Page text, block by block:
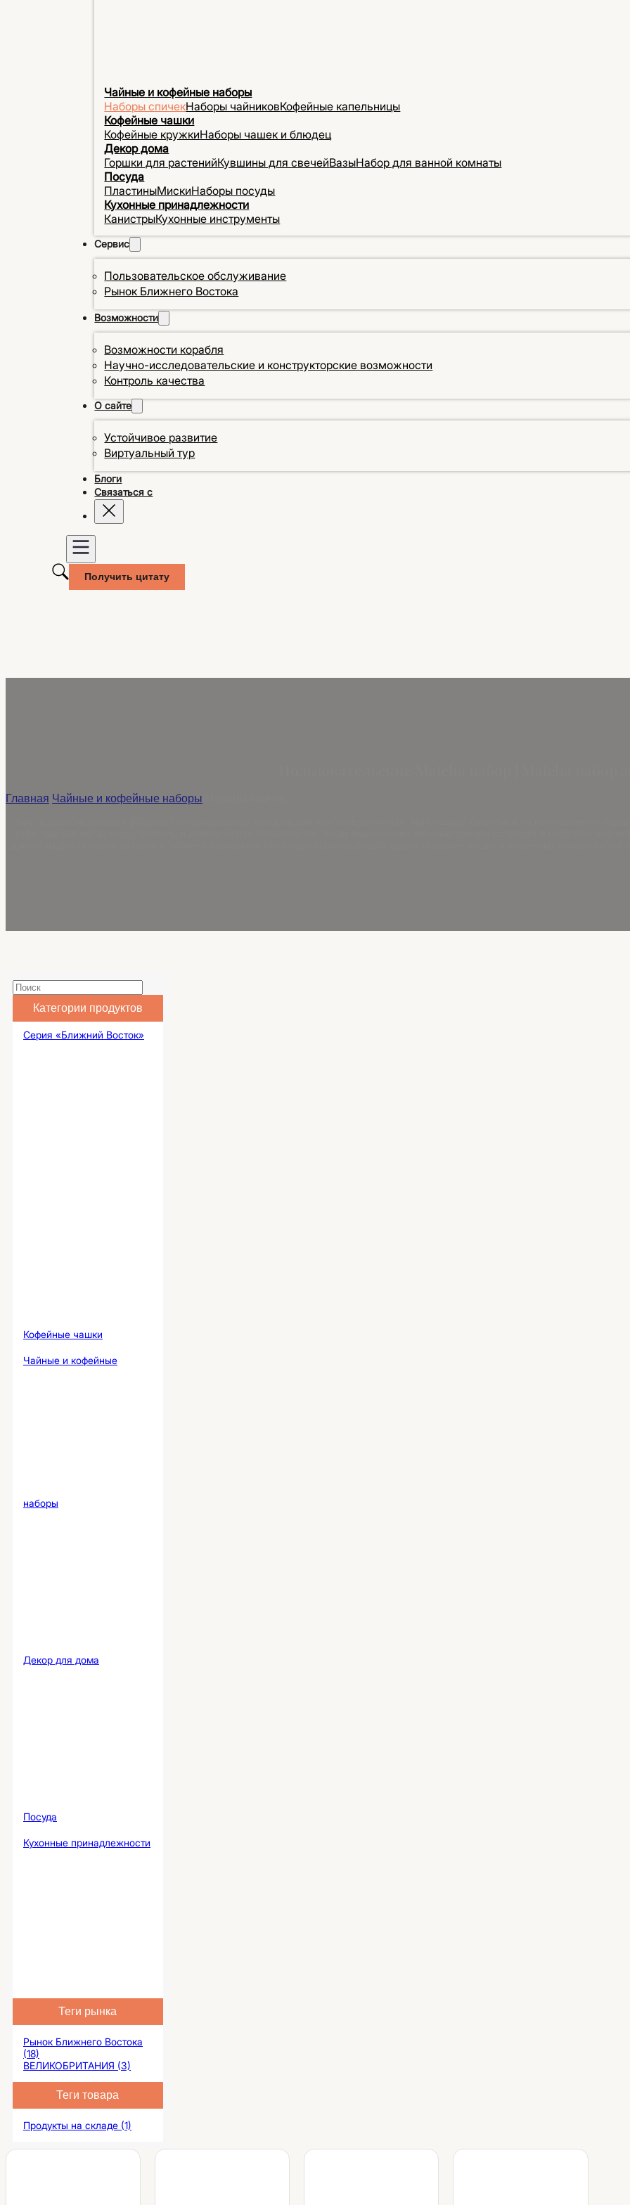
Чайные и кофейные наборы
Наборы спичекНаборы чайниковКофейные капельницы
Кофейные чашки
Кофейные кружкиНаборы чашек и блюдец
Декор дома
Горшки для растенийКувшины для свечейВазыНабор для ванной комнаты
Посуда
ПластиныМискиНаборы посуды
Кухонные принадлежности
КанистрыКухонные инструменты
Сервис
Пользовательское обслуживание
Рынок Ближнего Востока
Возможности
Возможности корабля
Научно-исследовательские и конструкторские возможности
Контроль качества
О сайте
Устойчивое развитие
Виртуальный тур
Блоги
Связаться с
Получить цитату
Главная Чайные и кофейные наборы
Категории продуктов
Серия «Ближний Восток»
Кофейные чашки
Чайные и кофейные
наборы
Декор для дома
Посуда
Кухонные принадлежности
Теги рынка
Рынок Ближнего Востока
(18)
ВЕЛИКОБРИТАНИЯ (3)
Теги товара
Продукты на складе (1)